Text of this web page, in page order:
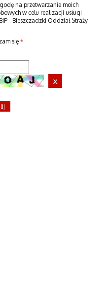
na przetwarzanie moich
w celu realizacji usługi
- Bieszczadzki Oddział Straży
się*